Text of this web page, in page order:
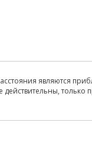
являются